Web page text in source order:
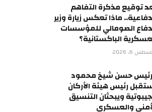
توقيع مذكرة التفاهم
ماذا تعكس زيارة وزير
الصومالي للمؤسسات
الباكستانية؟
6, 2026
حسن شيخ محمود
رئيس هيئة الأركان
ويبحثان التنسيق
والعسكري